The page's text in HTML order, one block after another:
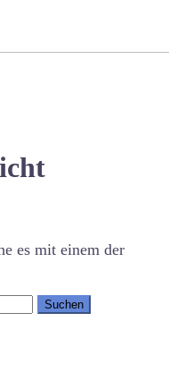
es mit einem der